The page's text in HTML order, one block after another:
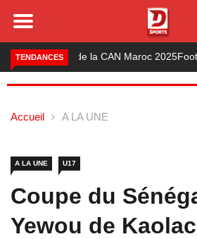
TENDANCES Foot local : les lauréats
Accueil A LA UNE
A LA UNE U17
Coupe du
Yewou de